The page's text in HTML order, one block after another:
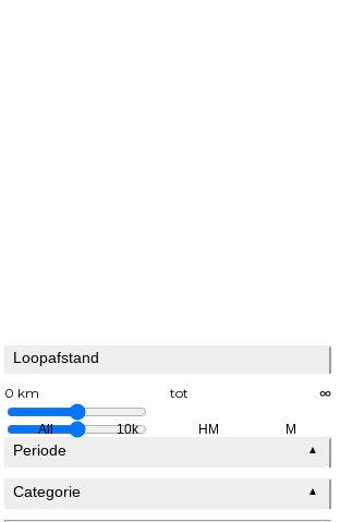
Loopafstand
0 km tot ∞
All 10k HM M
Periode ▲
Categorie ▲